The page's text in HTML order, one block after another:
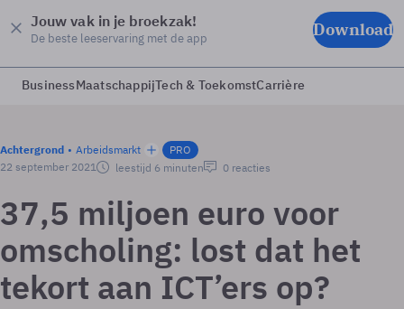
Jouw vak in je broekzak!
De beste leeservaring met de app Download
BusinessMaatschappijTech & ToekomstCarrière
Achtergrond Arbeidsmarkt
PRO
22 september 2021
leestijd 6 minuten 0 reacties
37,5 miljoen euro voor
omscholing: lost dat het
tekort aan ICT’ers op?